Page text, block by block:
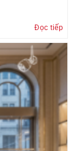
Đọc tiếp